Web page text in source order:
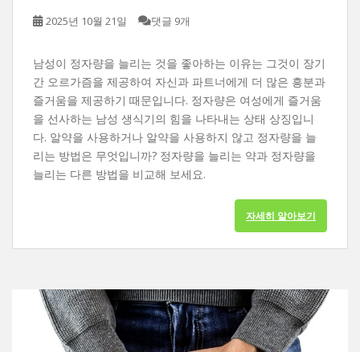
2025년 10월 21일 댓글 9개
남성이 정자량을 늘리는 것을 좋아하는 이유는 그것이 장기
간 오르가즘을 제공하여 자신과 파트너에게 더 많은 흥분과
즐거움을 제공하기 때문입니다. 정자량은 여성에게 즐거움
을 선사하는 남성 생식기의 힘을 나타내는 상태 상징입니
다. 알약을 사용하거나 알약을 사용하지 않고 정자량을 늘
리는 방법은 무엇입니까? 정자량을 늘리는 약과 정자량을
늘리는 다른 방법을 비교해 보세요.
자세히 알아보기